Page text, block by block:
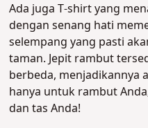
Ada juga T-shirt yang
dengan senang hati
selempang yang pasti
taman. Jepit rambut
berbeda, menjadikannya
hanya untuk rambut
dan tas Anda!